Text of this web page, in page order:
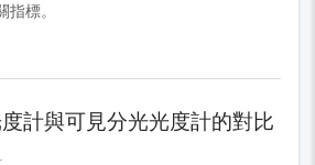
標。
計與可見分光光度計的對比